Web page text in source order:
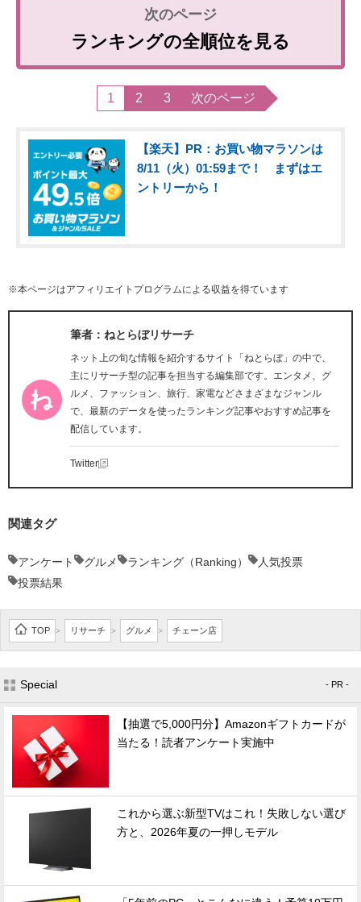
ランキングの全順位を見る
1 2 3 次のページ
【楽天】PR：お買い物マラソンは
8/11（火）01:59まで！ まずはエ
ントリーから！
※本ページはアフィリエイトプログラムによる収益を得ています
筆者：ねとらぼリサーチ
ネット上の旬な情報を紹介するサイト「ねとらぼ」の中で、
主にリサーチ型の記事を担当する編集部です。エンタメ、グ
ルメ、ファッション、旅行、家電などさまざまなジャンル
で、最新のデータを使ったランキング記事やおすすめ記事を
配信しています。
Twitter
関連タグ
アンケート グルメ ランキング（Ranking）
人気投票
投票結果
TOP > リサーチ > グルメ > チェーン店
Special - PR -
【抽選で5,000円分】Amazonギフトカードが
当たる！読者アンケート実施中
これから選ぶ新型TVはこれ！失敗しない選び
方と、2026年夏の一押しモデル